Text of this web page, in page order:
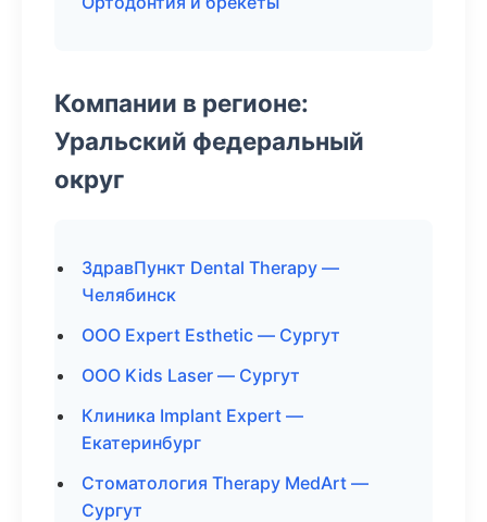
Компании в регионе:
Уральский федеральный
округ
ЗдравПункт Dental Therapy —
Челябинск
ООО Expert Esthetic — Сургут
ООО Kids Laser — Сургут
Клиника Implant Expert —
Екатеринбург
Стоматология Therapy MedArt —
Сургут